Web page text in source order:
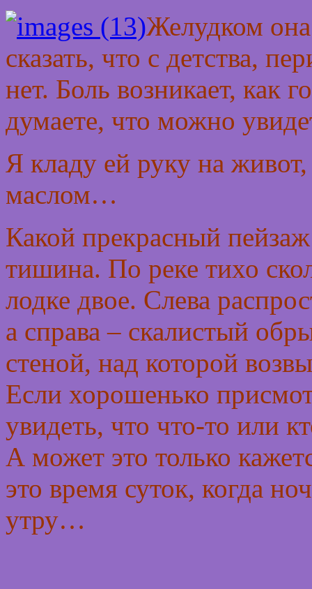
Желудком
сказать, что с детства,
нет. Боль возникает, как
думаете, что можно
Я кладу ей руку на
маслом…
Какой прекрасный
тишина. По реке тихо
лодке двое. Слева
а справа – скалистый
стеной, над которой
Если хорошенько
увидеть, что что-то или
А может это только
это время суток, когда
утру…